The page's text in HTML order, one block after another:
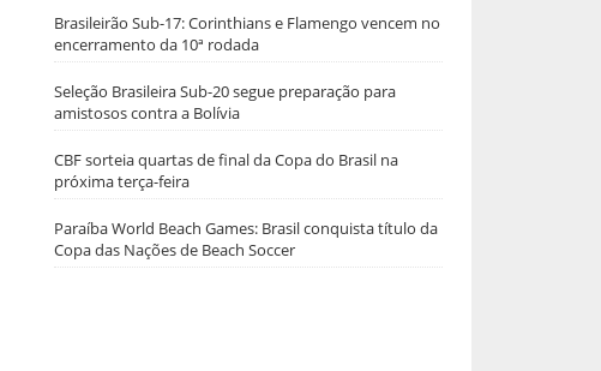
Brasileirão Sub-17: Corinthians e Flamengo vencem no
encerramento da 10ª rodada
Seleção Brasileira Sub-20 segue preparação para
amistosos contra a Bolívia
CBF sorteia quartas de final da Copa do Brasil na
próxima terça-feira
Paraíba World Beach Games: Brasil conquista título da
Copa das Nações de Beach Soccer